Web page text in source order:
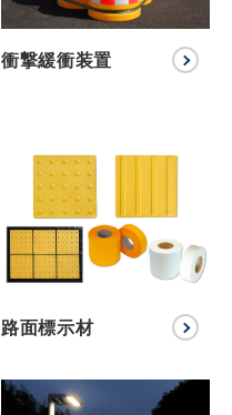
衝撃緩衝装置
路面標示材